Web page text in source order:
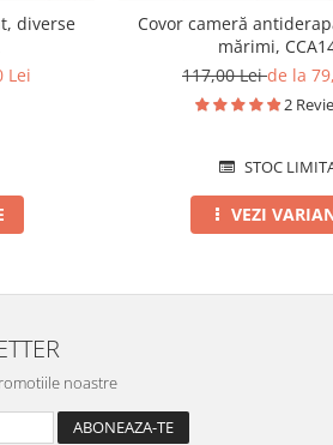
diverse
Lei
Covor cameră
mărimi,
117,00 Leide la
2
STOC
VEZI
noastre